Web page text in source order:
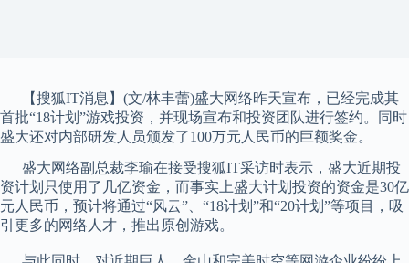
【搜狐IT消息】(文/林丰蕾)盛大网络昨天宣布，已经完成其
首批“18计划”游戏投资，并现场宣布和投资团队进行签约。同时
盛大还对内部研发人员颁发了100万元人民币的巨额奖金。
盛大网络副总裁李瑜在接受搜狐IT采访时表示，盛大近期投
资计划只使用了几亿资金，而事实上盛大计划投资的资金是30亿
元人民币，预计将通过“风云”、“18计划”和“20计划”等项目，吸
引更多的网络人才，推出原创游戏。